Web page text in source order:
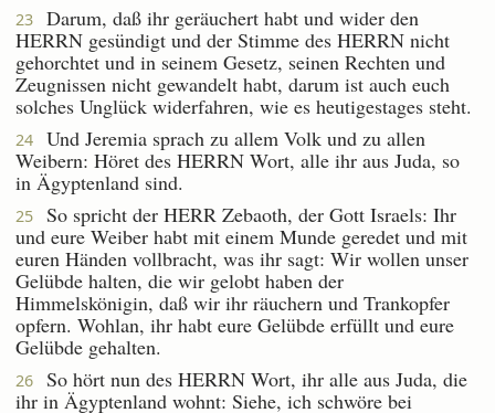
23
Darum, daß ihr geräuchert habt und wider den
HERRN gesündigt und der Stimme des HERRN nicht
gehorchtet und in seinem Gesetz, seinen Rechten und
Zeugnissen nicht gewandelt habt, darum ist auch euch
solches Unglück widerfahren, wie es heutigestages steht.
24
Und Jeremia sprach zu allem Volk und zu allen
Weibern: Höret des HERRN Wort, alle ihr aus Juda, so
in Ägyptenland sind.
25
So spricht der HERR Zebaoth, der Gott Israels: Ihr
und eure Weiber habt mit einem Munde geredet und mit
euren Händen vollbracht, was ihr sagt: Wir wollen unser
Gelübde halten, die wir gelobt haben der
Himmelskönigin, daß wir ihr räuchern und Trankopfer
opfern. Wohlan, ihr habt eure Gelübde erfüllt und eure
Gelübde gehalten.
26
So hört nun des HERRN Wort, ihr alle aus Juda, die
ihr in Ägyptenland wohnt: Siehe, ich schwöre bei